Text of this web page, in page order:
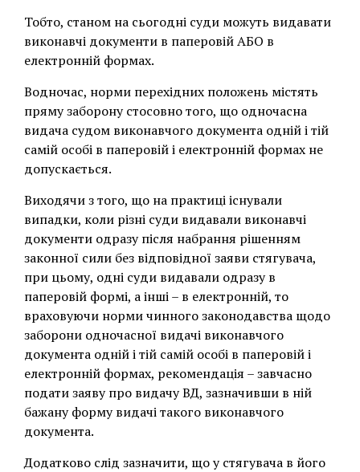
Тобто, станом на сьогодні суди можуть видавати
виконавчі документи в паперовій АБО в
електронній формах.
Водночас, норми перехідних положень містять
пряму заборону стосовно того, що одночасна
видача судом виконавчого документа одній і тій
самій особі в паперовій і електронній формах не
допускається.
Виходячи з того, що на практиці існували
випадки, коли різні суди видавали виконавчі
документи одразу після набрання рішенням
законної сили без відповідної заяви стягувача,
при цьому, одні суди видавали одразу в
паперовій формі, а інші – в електронній, то
враховуючи норми чинного законодавства щодо
заборони одночасної видачі виконавчого
документа одній і тій самій особі в паперовій і
електронній формах, рекомендація – завчасно
подати заяву про видачу ВД, зазначивши в ній
бажану форму видачі такого виконавчого
документа.
Додатково слід зазначити, що у стягувача в його